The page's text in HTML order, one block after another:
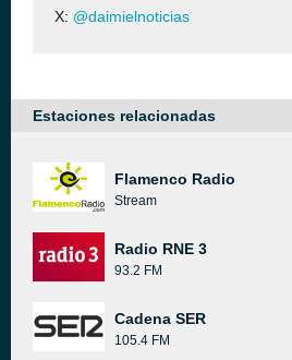
X: @daimielnoticias
Estaciones relacionadas
Flamenco Radio
Stream
Radio RNE 3
93.2 FM
Cadena SER
105.4 FM